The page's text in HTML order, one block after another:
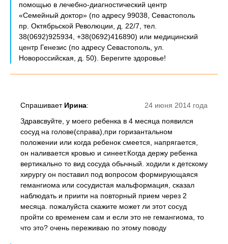
помощью в лечебно-диагностический центр
«Семейный доктор» (по адресу 99038, Севастополь
пр. Октябрьской Революции, д. 22/7, тел.
38(0692)925934, +38(0692)416890) или медицинский
центр Генезис (по адресу Севастополь, ул.
Новороссийская, д. 50). Берегите здоровье!
24 июня 2014 года
Спрашивает Ирина:
Здравсвуйте, у моего ребенка в 4 месяца появился
сосуд на голове(справа),при горизантальном
положении или когда ребенок смеется, напрягается,
он наливается кровью и синеет.Когда держу ребенка
вертикально то вид сосуда обычный. ходили к детскому
хирургу он поставил под вопросом формирующаяся
гемангиома или сосудистая мальформация, сказал
наблюдать и приити на повторный прием через 2
месяца. пожалуйста скажите может ли этот сосуд
пройти со временем сам и если это не гемангиома, то
что это? очень переживаю по этому поводу